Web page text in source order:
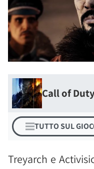
Call of
TUTTO SUL
Treyarch e